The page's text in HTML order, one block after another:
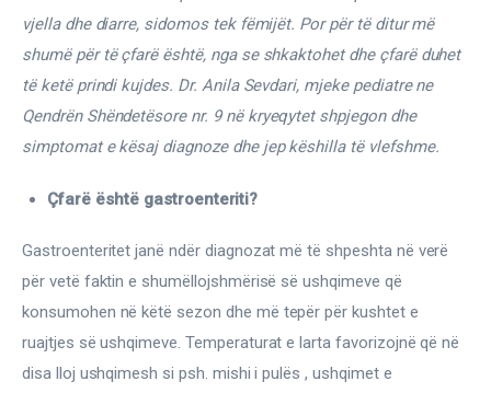
Onkologji
ORL
Ortopedi dhe Fizioterapi
Pneumologji
Psikologji
Regjim ushqimor
Sëmundje infektive
vjella dhe diarre, sidomos tek fëmijët. Por për të ditur më
shumë për të çfarë është, nga se shkaktohet dhe çfarë duhet
të ketë prindi kujdes. Dr. Anila Sevdari, mjeke pediatre ne
Qendrën Shëndetësore nr. 9 në kryeqytet shpjegon dhe
simptomat e kësaj diagnoze dhe jep këshilla të vlefshme.
Çfarë është gastroenteriti?
Gastroenteritet janë ndër diagnozat më të shpeshta në verë
për vetë faktin e shumëllojshmërisë së ushqimeve që
konsumohen në këtë sezon dhe më tepër për kushtet e
ruajtjes së ushqimeve. Temperaturat e larta favorizojnë që në
disa lloj ushqimesh si psh. mishi i pulës , ushqimet e